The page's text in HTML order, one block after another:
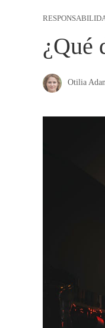
¿Qué
Otilia